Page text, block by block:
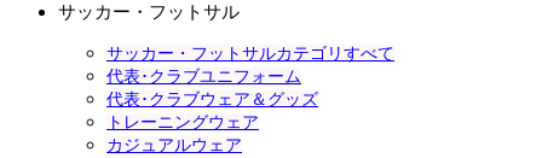
サッカー・フットサル
サッカー・フットサルカテゴリすべて
代表･クラブユニフォーム
代表･クラブウェア＆グッズ
トレーニングウェア
カジュアルウェア